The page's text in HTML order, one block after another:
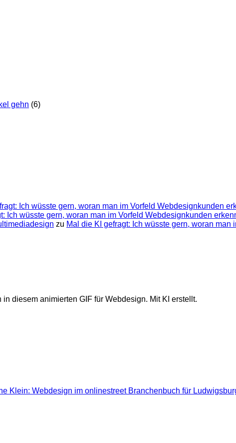
gehn (6)
Ich wüsste gern, woran man im Vorfeld Webdesignkunden
Ich wüsste gern, woran man im Vorfeld Webdesignkunden
zu Mal die KI gefragt: Ich wüsste gern, woran